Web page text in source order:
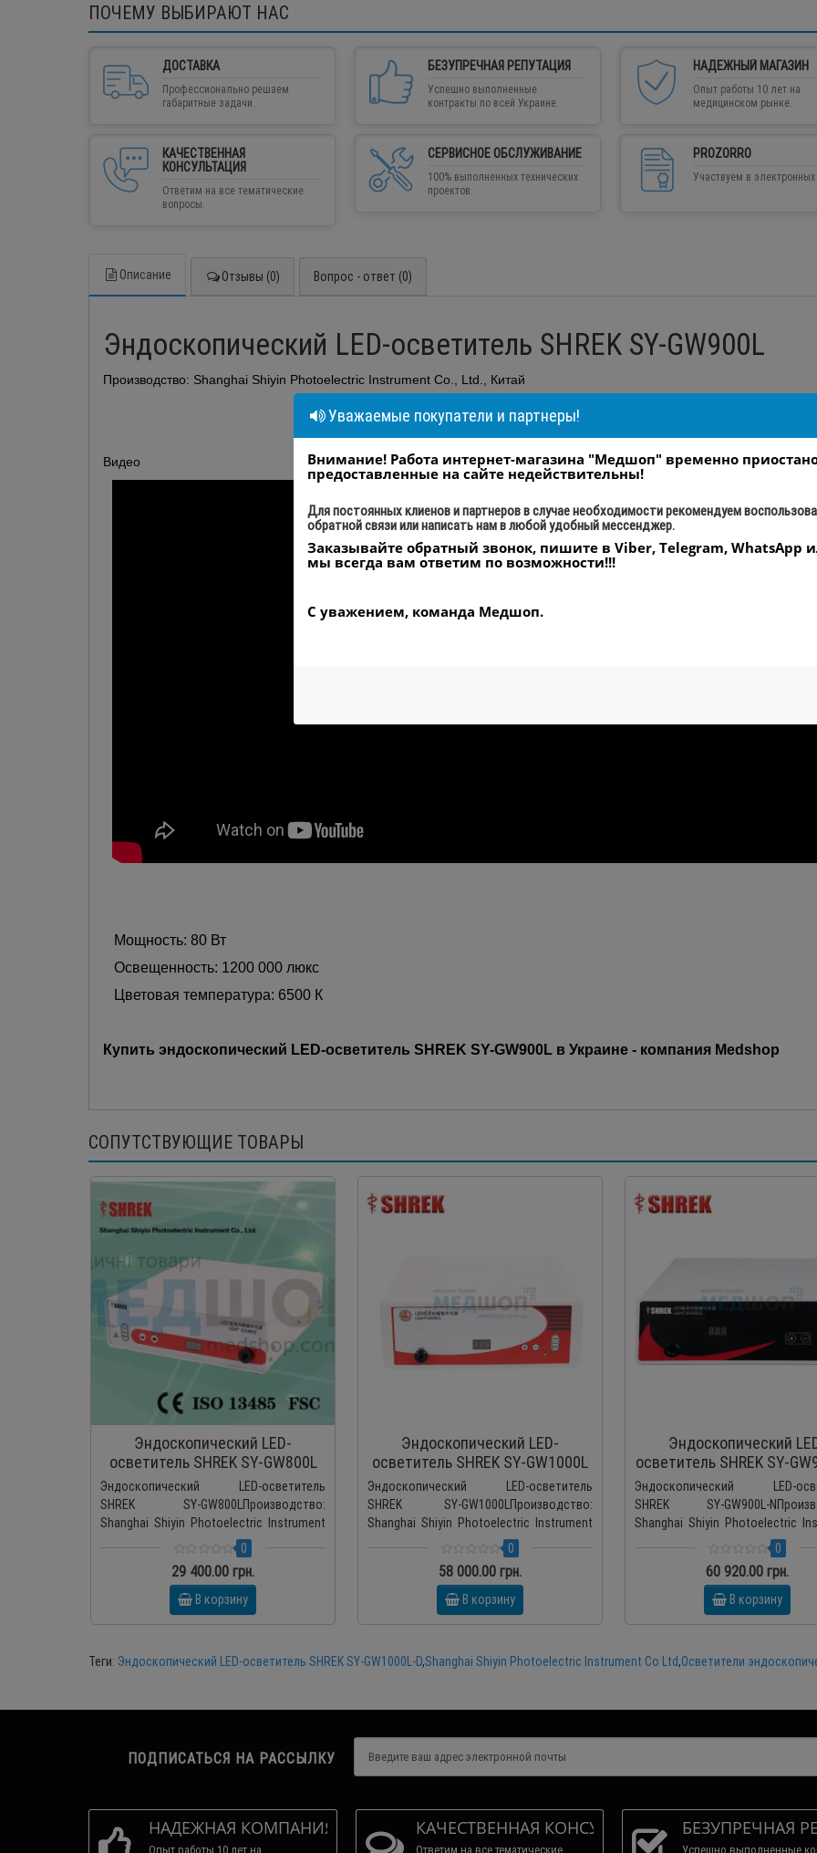
ПОЧЕМУ ВЫБИРАЮТ НАС
ДОСТАВКА
Профессионально решаем
габаритные задачи.
БЕЗУПРЕЧНАЯ РЕПУТАЦИЯ
Успешно выполненные
контракты по всей Украине.
НАДЕЖНЫЙ МАГАЗИН
Опыт работы 10 лет на
медицинском рынке.
КАЧЕСТВЕННАЯ
КОНСУЛЬТАЦИЯ
Ответим на все тематические
вопросы.
СЕРВИСНОЕ ОБСЛУЖИВАНИЕ
100% выполненных технических
проектов.
PROZORRO
Участвуем в электронных
Описание Отзывы (0) Вопрос - ответ (0)
Эндоскопический LED-осветитель SHREK SY-GW900L
Производство: Shanghai Shiyin Photoelectric Instrument Co., Ltd., Китай
Видео
Мощность: 80 Вт
Освещенность: 1200 000 люкс
Цветовая температура: 6500 К
Купить эндоскопический LED-осветитель SHREK SY-GW900L в Украине - компания Medshop
СОПУТСТВУЮЩИЕ ТОВАРЫ
Эндоскопический LED-
осветитель SHREK SY-GW800L
Эндоскопический LED-осветитель
SHREK SY-GW800LПроизводство:
Shanghai Shiyin Photoelectric Instrument
0
29 400.00 грн.
В корзину
Эндоскопический LED-
осветитель SHREK SY-GW1000L
Эндоскопический LED-осветитель
SHREK SY-GW1000LПроизводство:
Shanghai Shiyin Photoelectric Instrument
0
58 000.00 грн.
В корзину
Эндоскопический
осветитель SHREK SY-
Эндоскопический LED-
SHREK SY-GW900L-
Shanghai Shiyin Photoelectric
0
60 920.00 грн.
В корзину
Теги: Эндоскопический LED-осветитель SHREK SY-GW1000L-D,Shanghai Shiyin Photoelectric Instrument Co Ltd,Осветители
ПОДПИСАТЬСЯ НА РАССЫЛКУ
НАДЕЖНАЯ КОМПАНИЯ КАЧЕСТВЕННАЯ КОНСУЛЬТАЦИЯ БЕЗУПРЕЧНАЯ
Уважаемые покупатели и партнеры!
Внимание! Работа интернет-магазина "Медшоп" временно
предоставленные на сайте недействительны!
Для постоянных клиенов и партнеров в случае необходимости рекомендуем
обратной связи или написать нам в любой удобный мессенджер.
Заказывайте обратный звонок, пишите в Viber, Telegram, WhatsApp
мы всегда вам ответим по возможности!!!
С уважением, команда Медшоп.